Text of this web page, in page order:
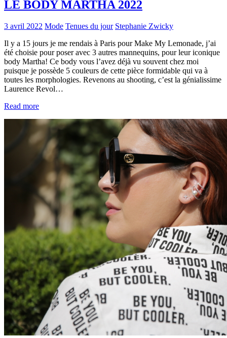
LE BODY MARTHA 2022
3 avril 2022 Mode Tenues du jour Stephanie Zwicky
Il y a 15 jours je me rendais à Paris pour Make My Lemonade, j’ai
été choisie pour poser avec 3 autres mannequins, pour leur iconique
body Martha! Ce body vous l’avez déjà vu souvent chez moi
puisque je possède 5 couleurs de cette pièce formidable qui va à
toutes les morphologies. Revenons au shooting, c’est la génialissime
Laurence Revol…
Read more